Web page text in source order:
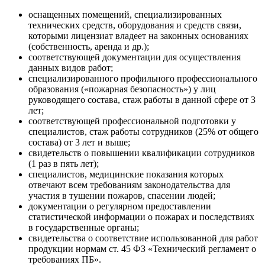
оснащенных помещений, специализированных
технических средств, оборудования и средств связи,
которыми лицензиат владеет на законных основаниях
(собственность, аренда и др.);
соответствующей документации для осуществления
данных видов работ;
специализированного профильного профессионального
образования («пожарная безопасность») у лиц
руководящего состава, стаж работы в данной сфере от 3
лет;
соответствующей профессиональной подготовки у
специалистов, стаж работы сотрудников (25% от общего
состава) от 3 лет и выше;
свидетельств о повышении квалификации сотрудников
(1 раз в пять лет);
специалистов, медицинские показания которых
отвечают всем требованиям законодательства для
участия в тушении пожаров, спасении людей;
документации о регулярном предоставлении
статистической информации о пожарах и последствиях
в государственные органы;
свидетельства о соответствие использованной для работ
продукции нормам ст. 45 ФЗ «Технический регламент о
требованиях ПБ».